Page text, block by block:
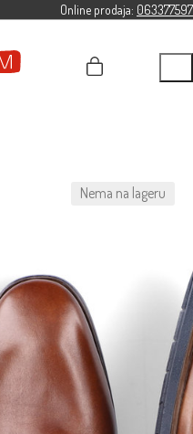
Online prodaja: 063377597
Nema na lageru